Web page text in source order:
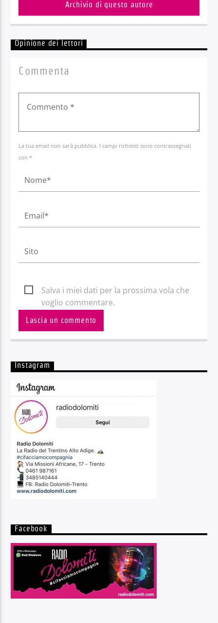
Archivio di questo autore
Opinione dei lettori
Commenta
La tua email non sarà pubblica. I campi richiesti sono contrassegnati
con *
Salva i miei dati per la prossima vola che
voglio commentare.
Instagram
Facebook